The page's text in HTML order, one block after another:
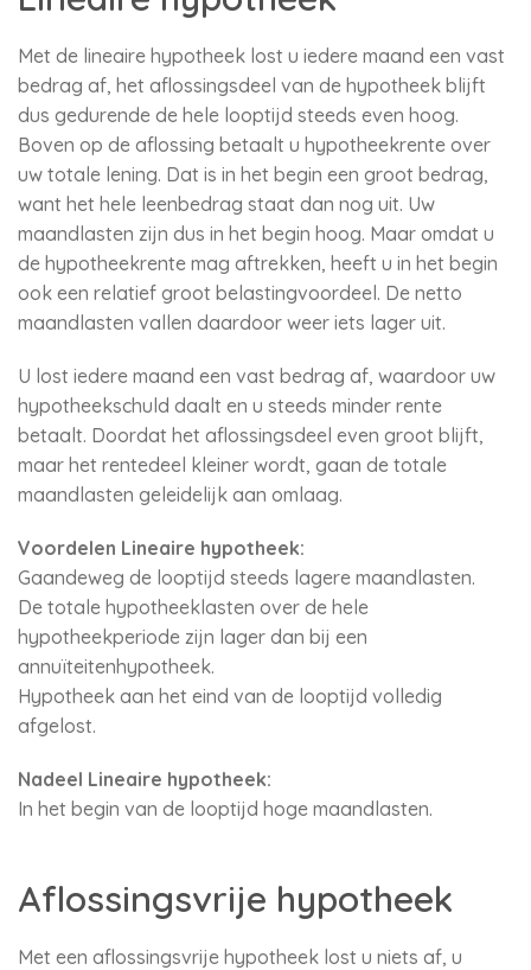
Met de lineaire hypotheek lost u iedere maand een vast
bedrag af, het aflossingsdeel van de hypotheek blijft
dus gedurende de hele looptijd steeds even hoog.
Boven op de aflossing betaalt u hypotheekrente over
uw totale lening. Dat is in het begin een groot bedrag,
want het hele leenbedrag staat dan nog uit. Uw
maandlasten zijn dus in het begin hoog. Maar omdat u
de hypotheekrente mag aftrekken, heeft u in het begin
ook een relatief groot belastingvoordeel. De netto
maandlasten vallen daardoor weer iets lager uit.
U lost iedere maand een vast bedrag af, waardoor uw
hypotheekschuld daalt en u steeds minder rente
betaalt. Doordat het aflossingsdeel even groot blijft,
maar het rentedeel kleiner wordt, gaan de totale
maandlasten geleidelijk aan omlaag.
Voordelen Lineaire hypotheek:
Gaandeweg de looptijd steeds lagere maandlasten.
De totale hypotheeklasten over de hele
hypotheekperiode zijn lager dan bij een
annuïteitenhypotheek.
Hypotheek aan het eind van de looptijd volledig
afgelost.
Nadeel Lineaire hypotheek:
In het begin van de looptijd hoge maandlasten.
Aflossingsvrije hypotheek
Met een aflossingsvrije hypotheek lost u niets af, u